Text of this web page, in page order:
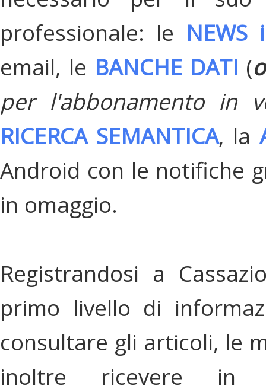
professionale: le
email, le BANCHE DATI (
per l'abbonamento in
RICERCA SEMANTICA, la
Android con le notifiche
in omaggio.
Registrandosi a
primo livello di
consultare gli articoli, le
inoltre ricevere in